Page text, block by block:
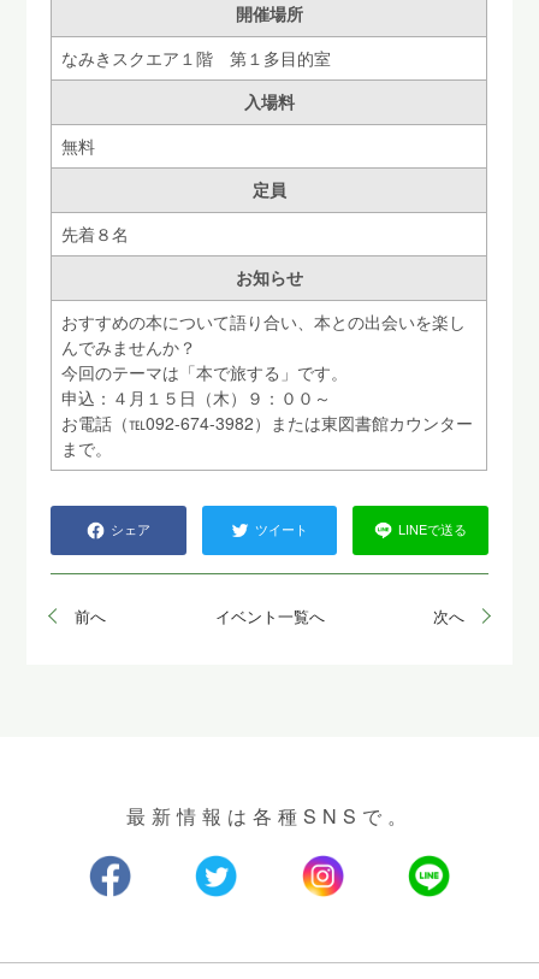
開催場所
なみきスクエア１階 第１多目的室
入場料
無料
定員
先着８名
お知らせ
おすすめの本について語り合い、本との出会いを楽し
んでみませんか？
今回のテーマは「本で旅する」です。
申込：４月１５日（木）９：００～
お電話（℡092-674-3982）または東図書館カウンター
まで。
シェア ツイート LINEで送る
前へ イベント一覧へ 次へ
最新情報は各種SNSで。